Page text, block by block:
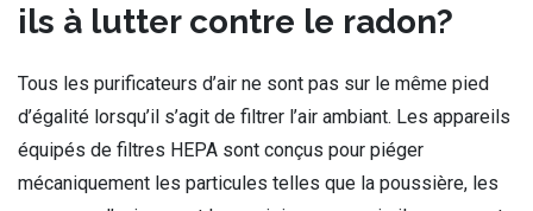
ils à lutter contre le radon?
Tous les purificateurs d’air ne sont pas sur le même pied
d’égalité lorsqu’il s’agit de filtrer l’air ambiant. Les appareils
équipés de filtres HEPA sont conçus pour piéger
mécaniquement les particules telles que la poussière, les